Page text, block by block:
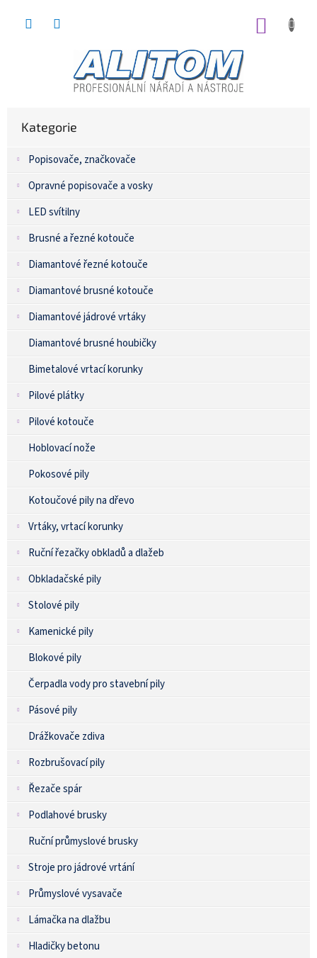
kategorie
Kategorie
Popisovače, značkovače
Opravné popisovače a vosky
LED svítilny
Brusné a řezné kotouče
Diamantové řezné kotouče
Diamantové brusné kotouče
Diamantové jádrové vrtáky
Diamantové brusné houbičky
Bimetalové vrtací korunky
Pilové plátky
Pilové kotouče
Hoblovací nože
Pokosové pily
Kotoučové pily na dřevo
Vrtáky, vrtací korunky
Ruční řezačky obkladů a dlažeb
Obkladačské pily
Stolové pily
Kamenické pily
Blokové pily
Čerpadla vody pro stavební pily
Pásové pily
Drážkovače zdiva
Rozbrušovací pily
Řezače spár
Podlahové brusky
Ruční průmyslové brusky
Stroje pro jádrové vrtání
Průmyslové vysavače
Lámačka na dlažbu
Hladičky betonu